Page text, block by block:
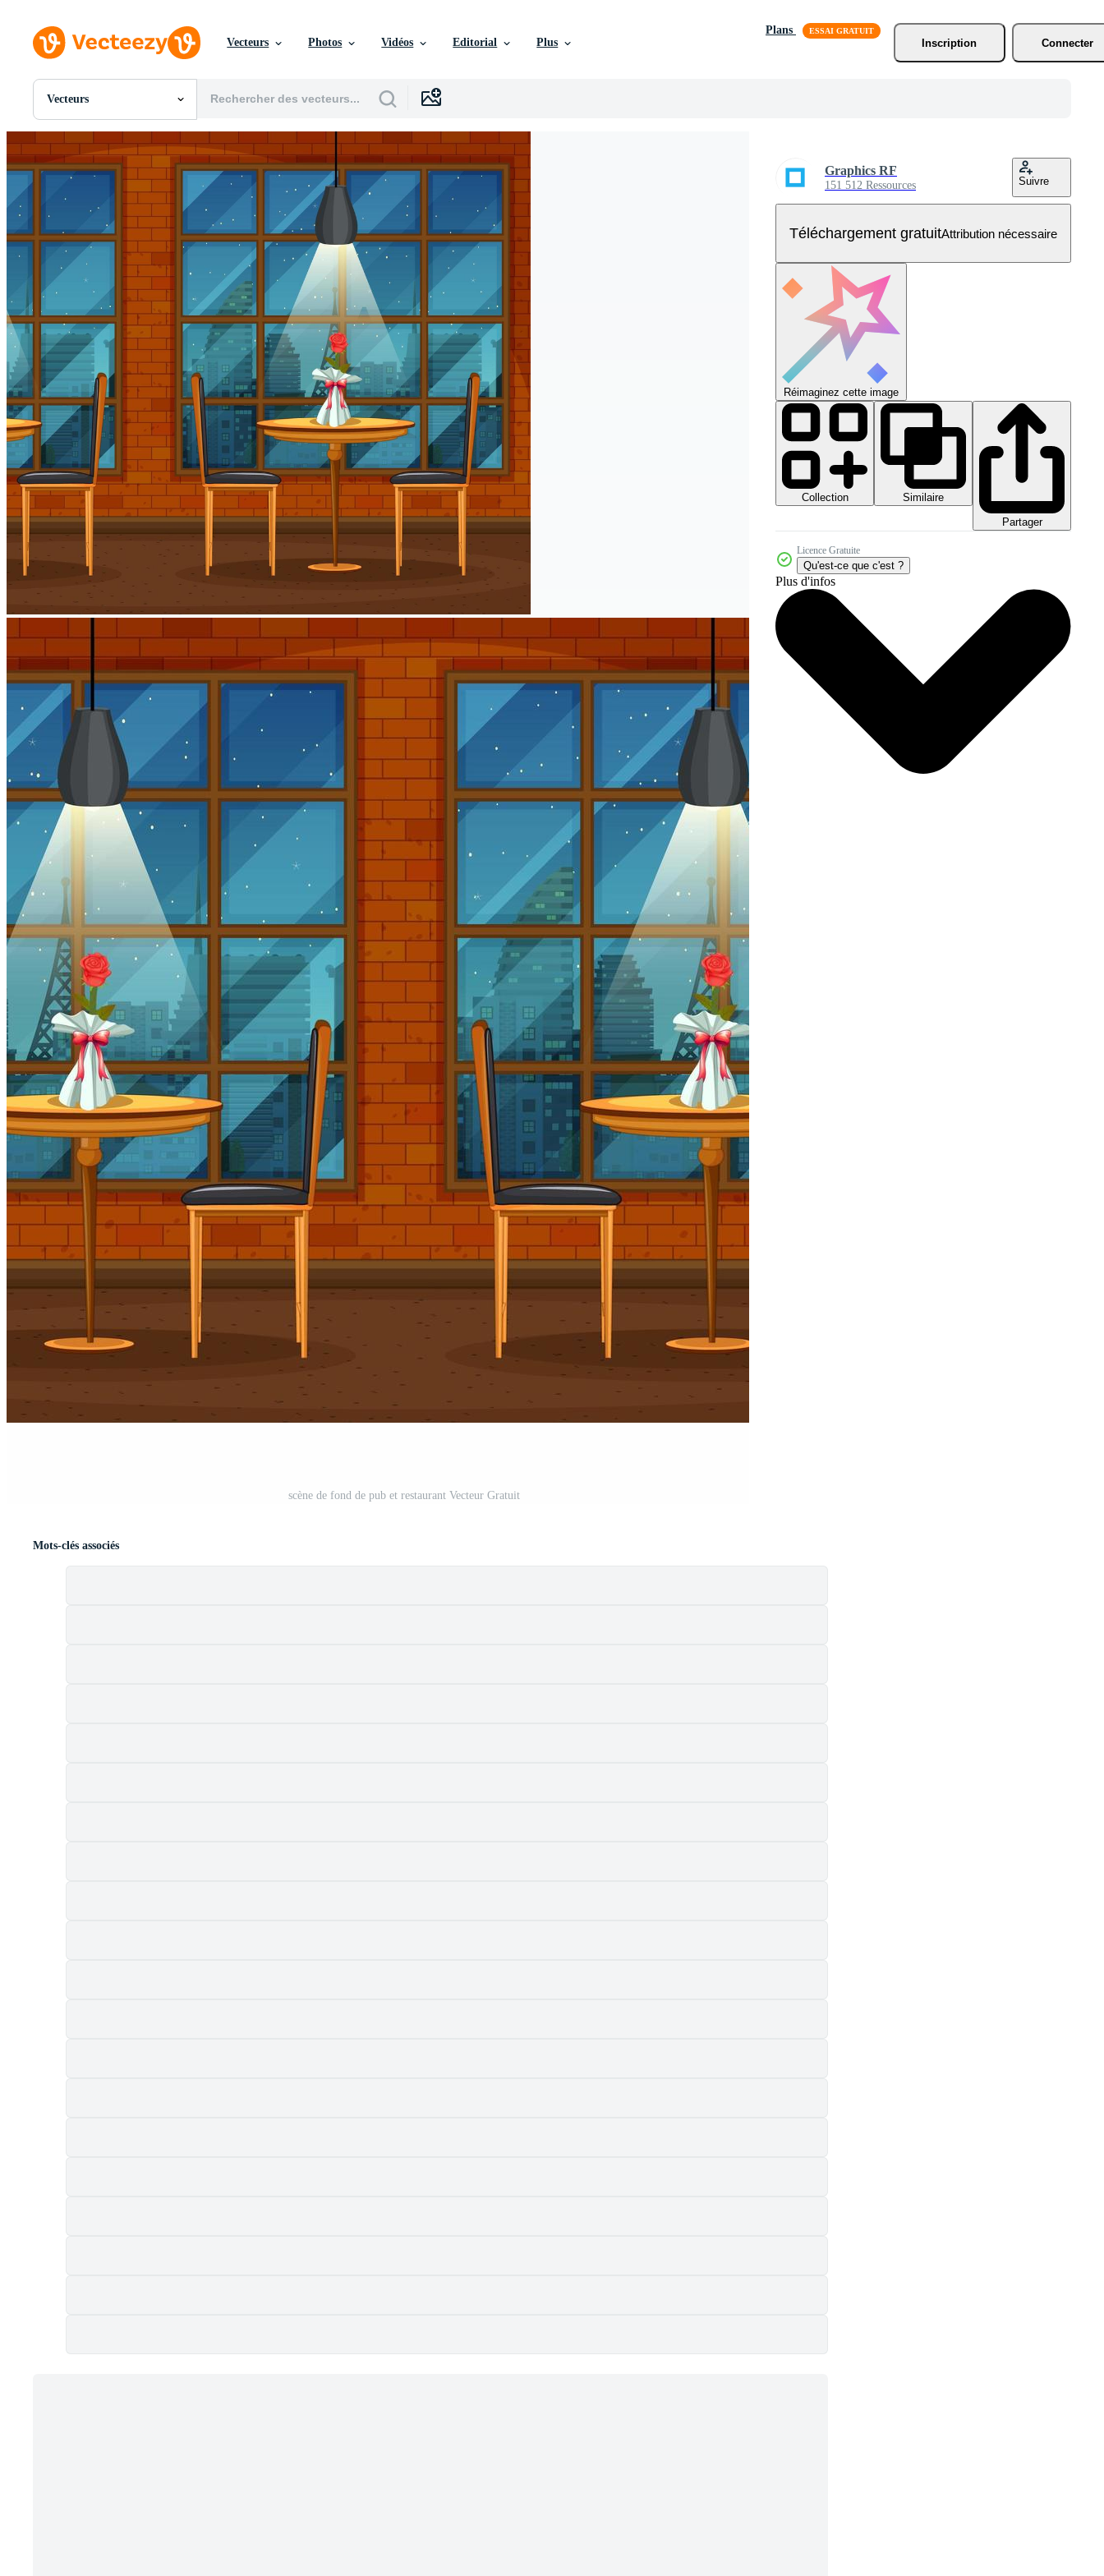
Vecteurs Photos Vidéos Editorial Plus
Plans
Inscription
Connecter
Vecteurs
Toutes Images
Photos
PNGs
PSDs
Modèles
Vecteurs
Vidéos
Motion graphics
Événements Éditoriaux
scène de fond de pub et restaurant Vecteur Gratuit
Graphics RF
151 512 Ressources Suivre
Téléchargement gratuitAttribution nécessaire
Réimaginez cette image
Collection
Similaire
Partager
Licence Gratuite
Qu'est-ce que c'est ?
Plus d'infos
Mots-clés associés